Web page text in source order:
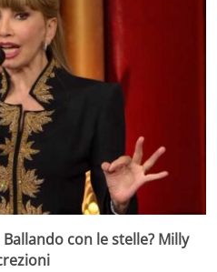
con le stelle? Milly